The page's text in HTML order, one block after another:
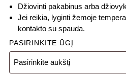
Džiovinti pakabinus arba
Jei reikia, lyginti žemoje
kontakto su spauda.
PASIRINKITE ŪGĮ